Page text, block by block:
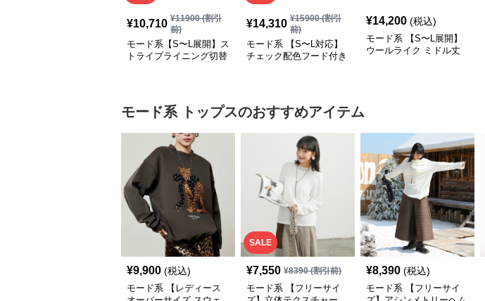
¥10,710 ¥11900(割引
前)
モード系【S〜L展開】ス
トライプライニング切替
¥14,310 ¥15900(割引
前)
モード系 【S〜L対応】
チェック配色フード付き
¥14,200 (税込)
モード系 【S〜L展開】
ウールライク ミドル丈
モード系 トップスのおすすめアイテム
¥9,900 (税込)
モード系 【レディース
SALE
¥7,550 ¥8390(割引前)
モード系 【フリーサイ
¥8,390 (税込)
モード系 【フリーサイ